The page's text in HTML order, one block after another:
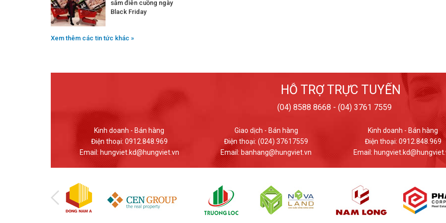
sắm điên cuồng ngày
Black Friday
Xem thêm các tin tức khác »
HỖ TRỢ TRỰC TUYẾN
(04) 8588 8668 - (04) 3761 7559
Giao dịch - Bán hàng
Điện thoại: (024) 37617559
Email: banhang@hungviet.vn
Kinh doanh - Bán hàng
Điện thoại: 0912.848.969
Email: hungviet.kd@hungviet.vn
Giao dịch - Bán hàng
Điện thoại: (024) 37617559
Email: